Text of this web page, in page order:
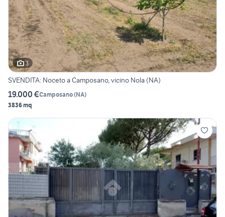
3
SVENDITA: Noceto a Camposano, vicino Nola (NA)
19.000 €Camposano(NA)
3836 mq